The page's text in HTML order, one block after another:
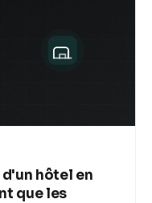
hôtel en
que les